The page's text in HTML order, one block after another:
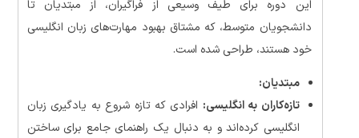
این دوره برای طیف وسیعی از فراگیران، از مبتدیان تا
دانشجویان متوسط، که مشتاق بهبود مهارت‌های زبان انگلیسی
خود هستند، طراحی شده است.
مبتدیان:
تازه‌کاران به انگلیسی: افرادی که تازه شروع به یادگیری زبان
انگلیسی کرده‌اند و به دنبال یک راهنمای جامع برای ساختن